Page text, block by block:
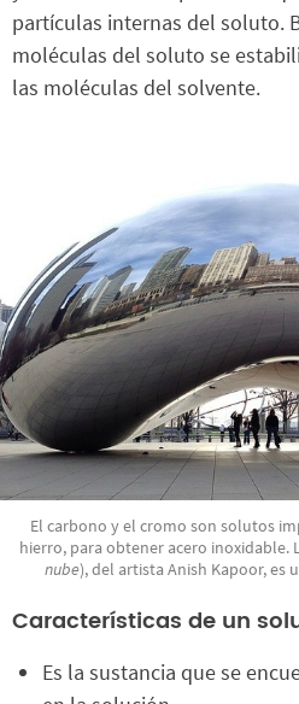
partículas internas del soluto.
moléculas del soluto se
las moléculas del solvente.
El carbono y el cromo son solutos
hierro, para obtener acero inoxidable.
nube), del artista Anish Kapoor, es
Características de un
Es la sustancia que se